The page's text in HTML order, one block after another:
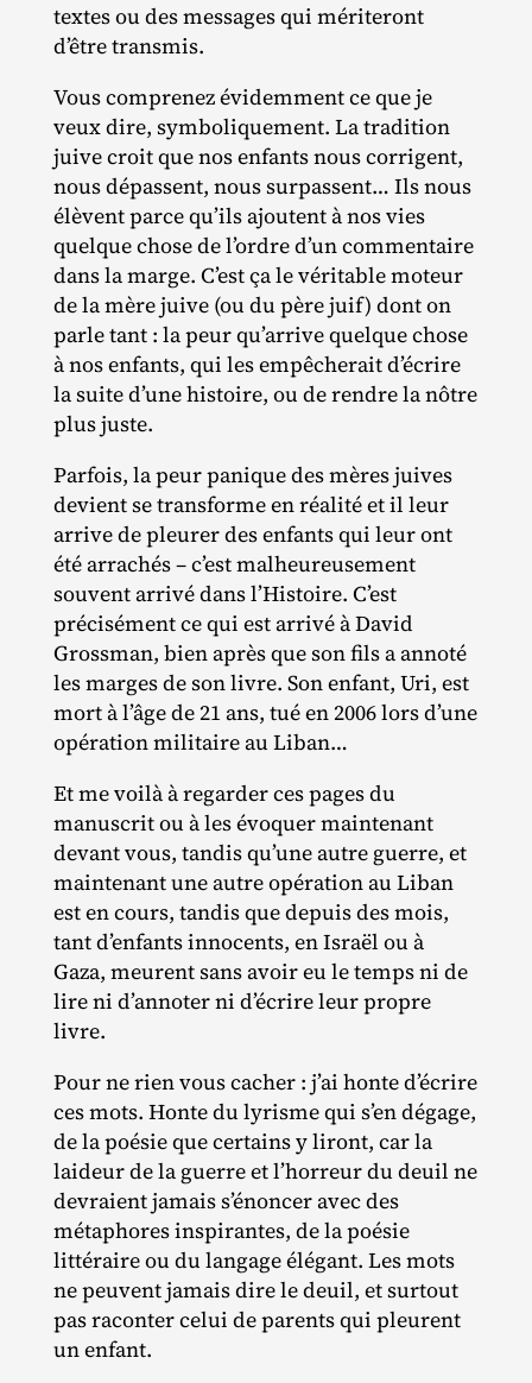
textes ou des messages qui mériteront
d’être transmis.
Vous comprenez évidemment ce que je
veux dire, symboliquement. La tradition
juive croit que nos enfants nous corrigent,
nous dépassent, nous surpassent… Ils nous
élèvent parce qu’ils ajoutent à nos vies
quelque chose de l’ordre d’un commentaire
dans la marge. C’est ça le véritable moteur
de la mère juive (ou du père juif) dont on
parle tant : la peur qu’arrive quelque chose
à nos enfants, qui les empêcherait d’écrire
la suite d’une histoire, ou de rendre la nôtre
plus juste.
Parfois, la peur panique des mères juives
devient se transforme en réalité et il leur
arrive de pleurer des enfants qui leur ont
été arrachés – c’est malheureusement
souvent arrivé dans l’Histoire. C’est
précisément ce qui est arrivé à David
Grossman, bien après que son fils a annoté
les marges de son livre. Son enfant, Uri, est
mort à l’âge de 21 ans, tué en 2006 lors d’une
opération militaire au Liban…
Et me voilà à regarder ces pages du
manuscrit ou à les évoquer maintenant
devant vous, tandis qu’une autre guerre, et
maintenant une autre opération au Liban
est en cours, tandis que depuis des mois,
tant d’enfants innocents, en Israël ou à
Gaza, meurent sans avoir eu le temps ni de
lire ni d’annoter ni d’écrire leur propre
livre.
Pour ne rien vous cacher : j’ai honte d’écrire
ces mots. Honte du lyrisme qui s’en dégage,
de la poésie que certains y liront, car la
laideur de la guerre et l’horreur du deuil ne
devraient jamais s’énoncer avec des
métaphores inspirantes, de la poésie
littéraire ou du langage élégant. Les mots
ne peuvent jamais dire le deuil, et surtout
pas raconter celui de parents qui pleurent
un enfant.